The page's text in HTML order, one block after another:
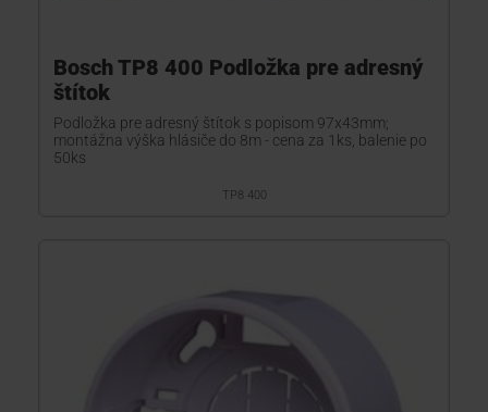
Bosch TP8 400 Podložka pre adresný
štítok
Podložka pre adresný štítok s popisom 97x43mm;
montážna výška hlásiče do 8m - cena za 1ks, balenie po
50ks
TP8 400